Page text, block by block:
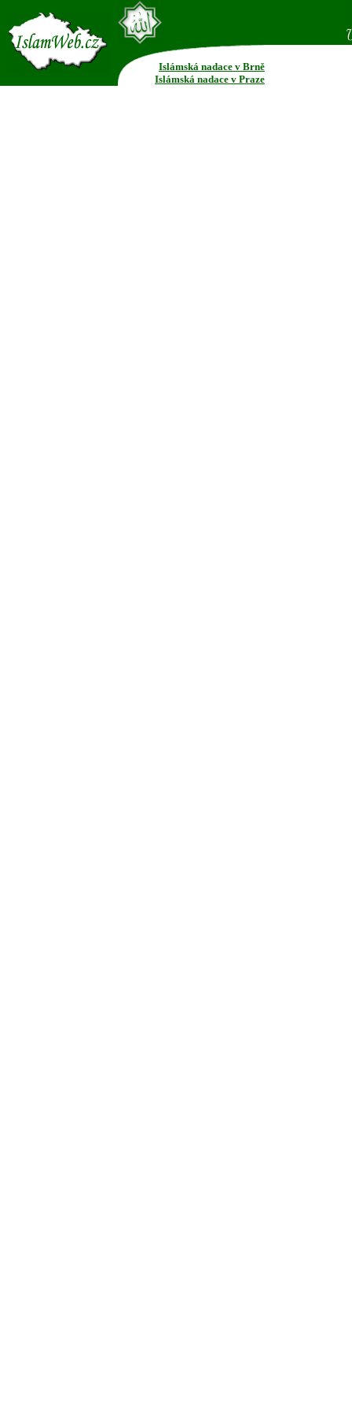
Islámská nadace v Brně
Islámská nadace v Praze